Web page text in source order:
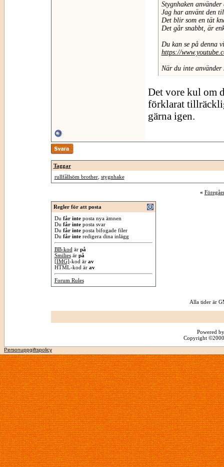
Stygnhaken
Jag har använt den
Det blir som en tät
Det går snabbt, är
Du kan se på denna
https://
När du inte använder
Det vore kul om
förklarat
gärna igen.
Taggar
rullfållsöm brother, stygnhake
«
Regler för att posta
Du får inteposta nya ämnen
Du får inteposta svar
Du får inteposta bifogade filer
Du får interedigera dina inlägg
BB-kod är på
Smiliesär på
[IMG]-kod är av
HTML-kod är av
Forum Rules
Alla tider är
Powered
Copyright
Personuppgiftspolicy